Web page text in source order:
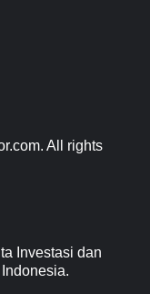
All rights
Investasi dan